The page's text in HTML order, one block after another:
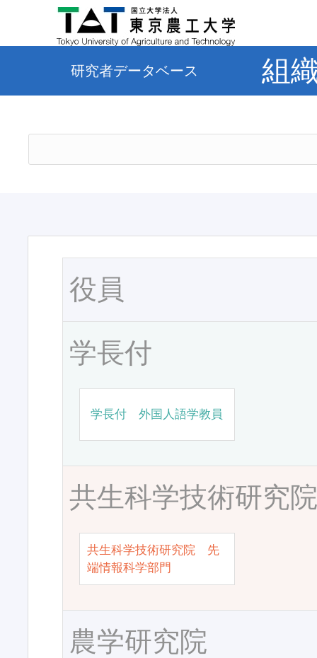
研究者データベース 組
役員
学長付
学長付 外国人語学教員
共生科学技術研究
共生科学技術研究院 先
端情報科学部門
農学研究院